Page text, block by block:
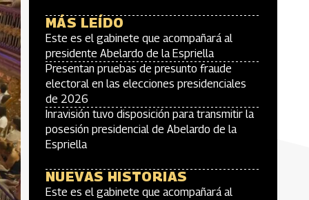
MÁS LEÍDO
Este es el gabinete que acompañará al
presidente Abelardo de la Espriella
Presentan pruebas de presunto fraude
electoral en las elecciones presidenciales
de 2026
Inravisión tuvo disposición para transmitir la
posesión presidencial de Abelardo de la
Espriella
NUEVAS HISTORIAS
Este es el gabinete que acompañará al